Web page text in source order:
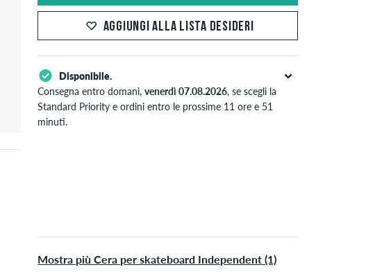
AGGIUNGI ALLA LISTA DESIDERI
Disponibile.
Consegna entro domani,venerdì 07.08.2026, se scegli la
Standard Priority e ordini entro le prossime 11 ore e 51
minuti.
Mostra più Cera per skateboard Independent (1)